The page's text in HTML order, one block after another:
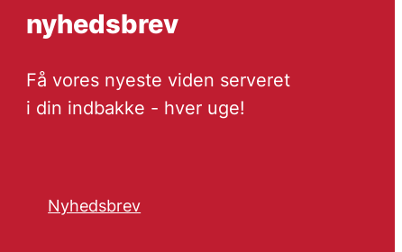
nyhedsbrev
Få vores nyeste viden serveret
i din indbakke - hver uge!
Nyhedsbrev